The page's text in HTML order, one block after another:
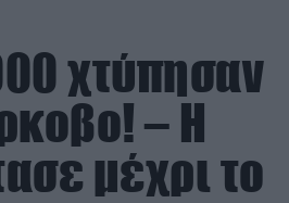
χτύπησαν
– Η
μέχρι το